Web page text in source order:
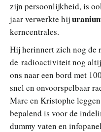
zijn persoonlijkheid, is
jaar verwerkte hij
kerncentrales.
Hij herinnert zich nog de
de radioactiviteit nog
ons naar een bord met
snel en onvoorspelbaar
Marc en Kristophe
bepalend is voor de
dummy vaten en